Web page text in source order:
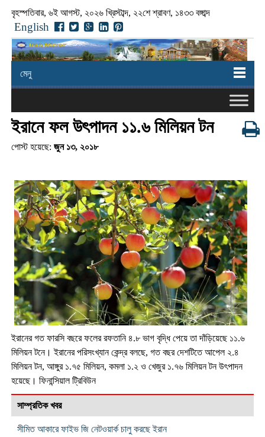
বৃহস্পতিবার, ৬ই আগস্ট, ২০২৬ খ্রিস্টাব্দ, ২২শে শ্রাবণ, ১৪৩৩ বঙ্গাব্দ
English
মেনু
ইরানে ফল উৎপাদন ১১.৬ মিলিয়ন টন
পোস্ট হয়েছে: জুন ১৩, ২০১৮
ইরানের গত ফারসি বছরে ফলের রফতানি ৪.৮ ভাগ বৃদ্ধি পেয়ে তা দাঁড়িয়েছে ১১.৬
মিলিয়ন টনে। ইরানের পরিসংখ্যান কেন্দ্র বলছে, গত বছর দেশটিতে আপেল ২.৪
মিলিয়ন টন, আঙ্গুর ১.৭৫ মিলিয়ন, কমলা ১.২ ও খেজুর ১.৭৬ মিলিয়ন টন উৎপাদন
হয়েছে। ফিনান্সিয়াল ট্রিবিউন
সাম্প্রতিক খবর
সীমিত আকারে ফাইভ জি নেটওয়ার্ক চালু করছে ইরান